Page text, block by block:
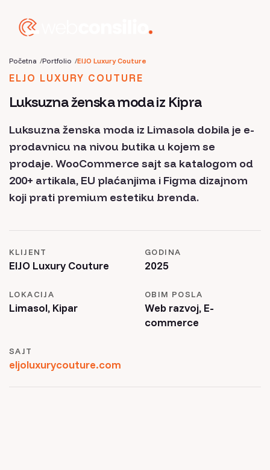
Početna Portfolio ElJO Luxury Couture
ELJO LUXURY COUTURE
Luksuzna ženska moda iz Kipra
Luksuzna ženska moda iz Limasola dobila je e-
prodavnicu na nivou butika u kojem se
prodaje. WooCommerce sajt sa katalogom od
200+ artikala, EU plaćanjima i Figma dizajnom
koji prati premium estetiku brenda.
KLIJENT
ElJO Luxury Couture
GODINA
2025
LOKACIJA
Limasol, Kipar
OBIM POSLA
Web razvoj, E-
commerce
SAJT
eljoluxurycouture.com